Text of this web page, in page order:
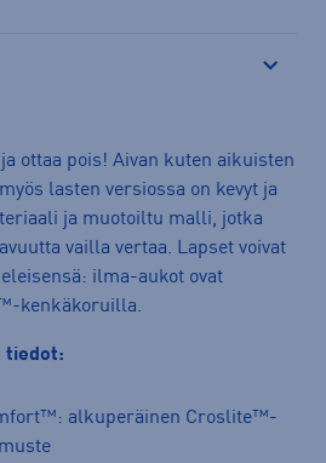
ottaa pois! Aivan kuten aikuisten
lasten versiossa on kevyt ja
ja muotoiltu malli, jotka
vailla vertaa. Lapset voivat
ilma-aukot ovat
kenkäkoruilla.
tiedot:
alkuperäinen Croslite™-